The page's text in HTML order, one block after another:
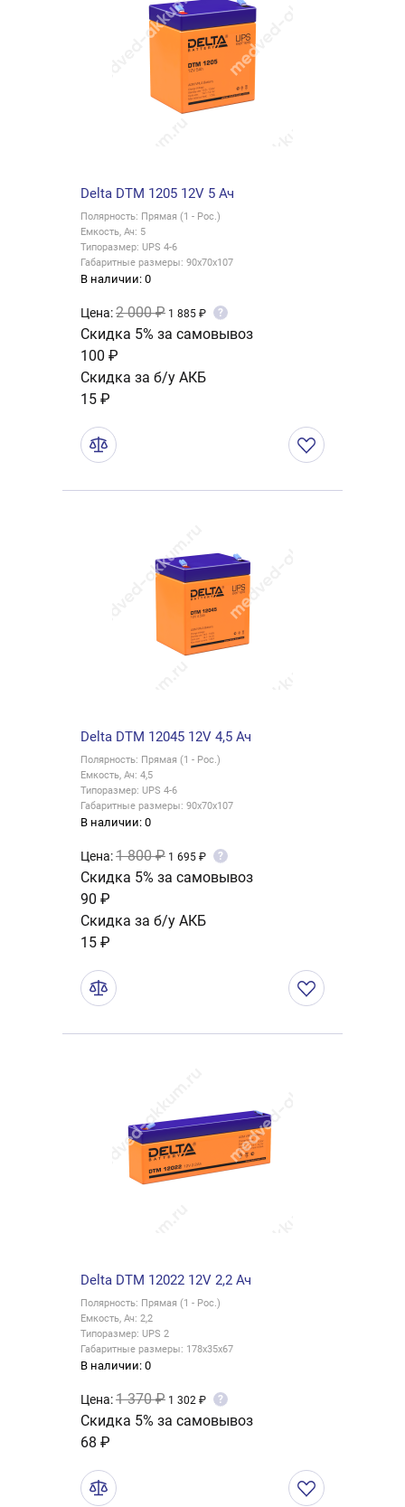
Delta DTM 1205 12V 5 Ач
Полярность: Прямая (1 - Рос.)
Емкость, Ач: 5
Типоразмер: UPS 4-6
Габаритные размеры: 90x70x107
В наличии: 0
Цена:2 000 ₽ 1 885 ₽ ?
Скидка 5% за самовывоз
100 ₽
Скидка за б/у АКБ
15 ₽
Delta DTM 12045 12V 4,5 Ач
Полярность: Прямая (1 - Рос.)
Емкость, Ач: 4,5
Типоразмер: UPS 4-6
Габаритные размеры: 90x70x107
В наличии: 0
Цена:1 800 ₽ 1 695 ₽ ?
Скидка 5% за самовывоз
90 ₽
Скидка за б/у АКБ
15 ₽
Delta DTM 12022 12V 2,2 Ач
Полярность: Прямая (1 - Рос.)
Емкость, Ач: 2,2
Типоразмер: UPS 2
Габаритные размеры: 178x35x67
В наличии: 0
Цена:1 370 ₽ 1 302 ₽ ?
Скидка 5% за самовывоз
68 ₽